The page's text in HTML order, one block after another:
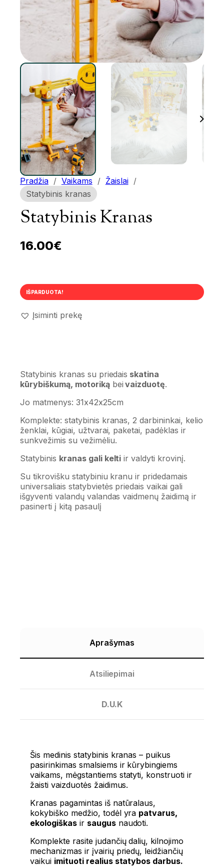
Pradžia / Vaikams / Žaislai /
Statybinis kranas
Statybinis Kranas
16.00€
IŠPARDUOTA!
Įsiminti prekę
Statybinis kranas su priedais skatina
kūrybiškumą, motorikąbei vaizduotę.
Jo matmenys: 31x42x25cm
Komplekte: statybinis kranas, 2 darbininkai, kelio
ženklai, kūgiai, užtvarai, paketai, padėklas ir
sunkvežimis su vežimėliu.
Statybinis kranas gali kelti ir valdyti krovinį.
Su tikrovišku statybiniu kranu ir pridedamais
universaliais statybvietės priedais vaikai gali
išgyventi valandų valandas vaidmenų žaidimą ir
pasinerti į kitą pasaulį
Aprašymas
Atsiliepimai
D.U.K
Šis medinis statybinis kranas – puikus
pasirinkimas smalsiems ir kūrybingiems
vaikams, mėgstantiems statyti, konstruoti ir
žaisti vaizduotės žaidimus.
Kranas pagamintas iš natūralaus,
kokybiško medžio, todėl yra patvarus,
ekologiškasir saugusnaudoti.
Komplekte rasite judančių dalių, kilnojimo
mechanizmas ir įvairių priedų, leidžiančių
vaikui imituoti realius statybos darbus.